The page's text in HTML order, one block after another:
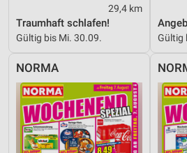
29,4 km
Traumhaft schlafen!
Gültig bis Mi. 30.09. Gültig
NORMA
Verwendung genauer Standortdaten
Informationen identifizieren
Nicht-IAB-Verarbeitungszwecke:
Notwendig
Performance